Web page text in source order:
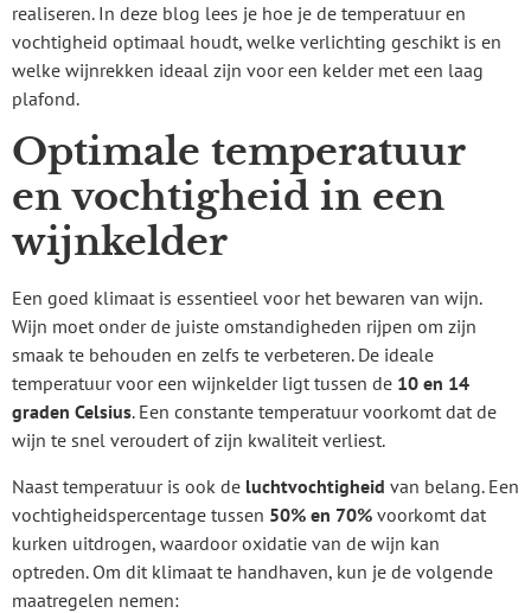
realiseren. In deze blog lees je hoe je de temperatuur en
vochtigheid optimaal houdt, welke verlichting geschikt is en
welke wijnrekken ideaal zijn voor een kelder met een laag
plafond.
Optimale temperatuur
en vochtigheid in een
wijnkelder
Een goed klimaat is essentieel voor het bewaren van wijn.
Wijn moet onder de juiste omstandigheden rijpen om zijn
smaak te behouden en zelfs te verbeteren. De ideale
temperatuur voor een wijnkelder ligt tussen de 10 en 14
graden Celsius. Een constante temperatuur voorkomt dat de
wijn te snel veroudert of zijn kwaliteit verliest.
Naast temperatuur is ook de luchtvochtigheid van belang. Een
vochtigheidspercentage tussen 50% en 70% voorkomt dat
kurken uitdrogen, waardoor oxidatie van de wijn kan
optreden. Om dit klimaat te handhaven, kun je de volgende
maatregelen nemen: